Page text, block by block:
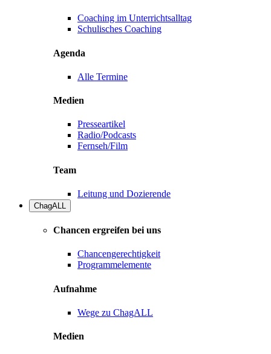
Coaching im Unterrichtsalltag
Schulisches Coaching
Agenda
Alle Termine
Medien
Presseartikel
Radio/Podcasts
Fernseh/Film
Team
Leitung und Dozierende
ChagALL
Chancen ergreifen bei uns
Chancengerechtigkeit
Programmelemente
Aufnahme
Wege zu ChagALL
Medien